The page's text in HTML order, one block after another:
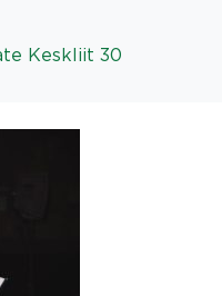
Keskliit 30